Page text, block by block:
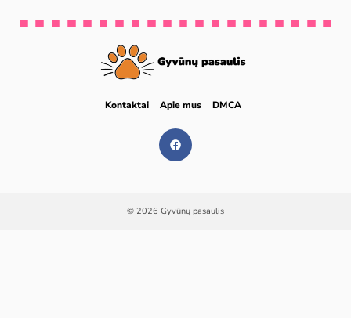
Kontaktai Apie mus DMCA
© 2026 Gyvūnų pasaulis